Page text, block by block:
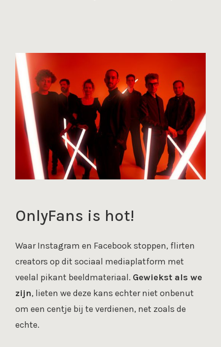
OnlyFans is hot!
Waar Instagram en Facebook stoppen, flirten
creators op dit sociaal mediaplatform met
veelal pikant beeldmateriaal. Gewiekst als we
zijn, lieten we deze kans echter niet onbenut
om een centje bij te verdienen, net zoals de
echte.